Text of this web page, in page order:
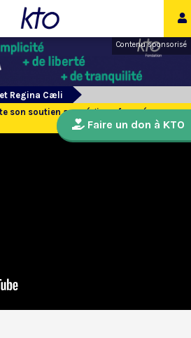
Contenu sponsorisé
Regina Cæli
son soutien aux régions frappées par
Faire un don à KTO